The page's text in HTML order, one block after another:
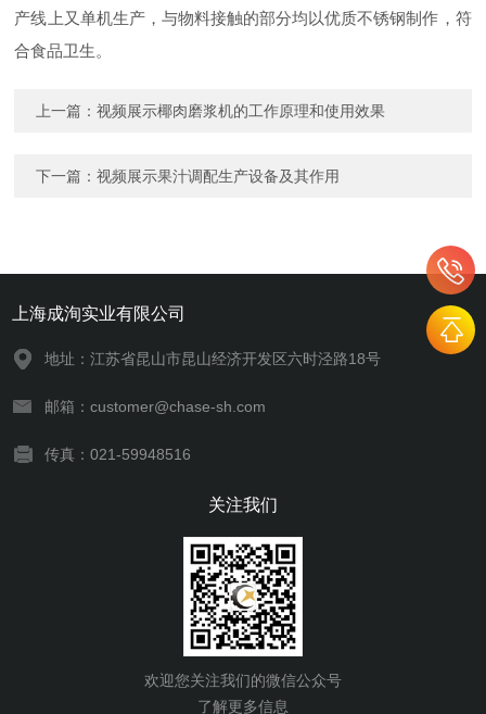
产线上又单机生产，与物料接触的部分均以优质不锈钢制作，符
合食品卫生。
上一篇：视频展示椰肉磨浆机的工作原理和使用效果
下一篇：视频展示果汁调配生产设备及其作用
上海成洵实业有限公司
地址：江苏省昆山市昆山经济开发区六时泾路18号
邮箱：customer@chase-sh.com
传真：021-59948516
关注我们
欢迎您关注我们的微信公众号
了解更多信息